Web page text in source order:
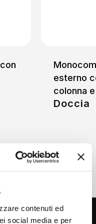
contenuti ed
social media e per
esterno
colonna
Doccia